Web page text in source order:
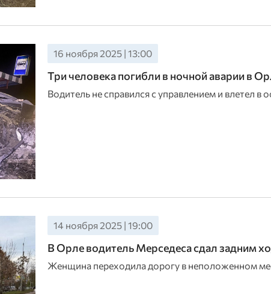
16 ноября 2025 | 13:00
Три человека погибли в ночной аварии в
Водитель не справился с управлением и влетел в
14 ноября 2025 | 19:00
В Орле водитель Мерседеса сдал задним
Женщина переходила дорогу в неположенном